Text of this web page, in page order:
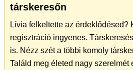
társkeresőn
Lívia felkeltette az érdeklődésed?
regisztráció ingyenes.
is. Nézz szét a többi komoly
Találd meg életed nagy szerelmét